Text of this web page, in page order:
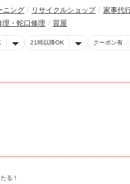
ニング リサイクルショップ
家事代
理・蛇口修理 質屋
21時以降OK クーポン有
る！